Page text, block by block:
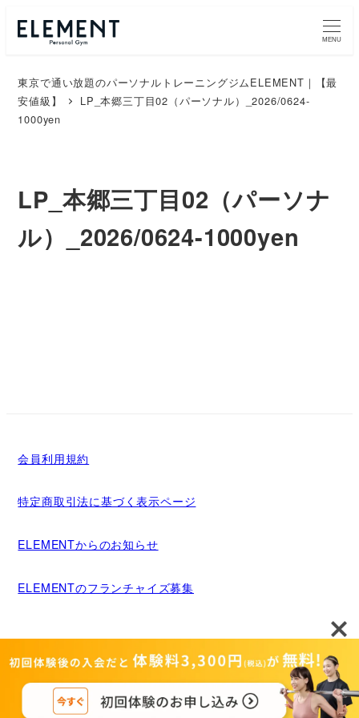
MENU
東京で通い放題のパーソナルトレーニングジムELEMENT｜【最
安値級】
LP_本郷三丁目02（パーソナル）_2026/0624-
1000yen
LP_本郷三丁目02（パーソナ
ル）_2026/0624-1000yen
会員利用規約
特定商取引法に基づく表示ページ
ELEMENTからのお知らせ
ELEMENTのフランチャイズ募集
メディア掲載について 運営者情報
Copyright©MIGRIDS INC. ALL rights reserved.